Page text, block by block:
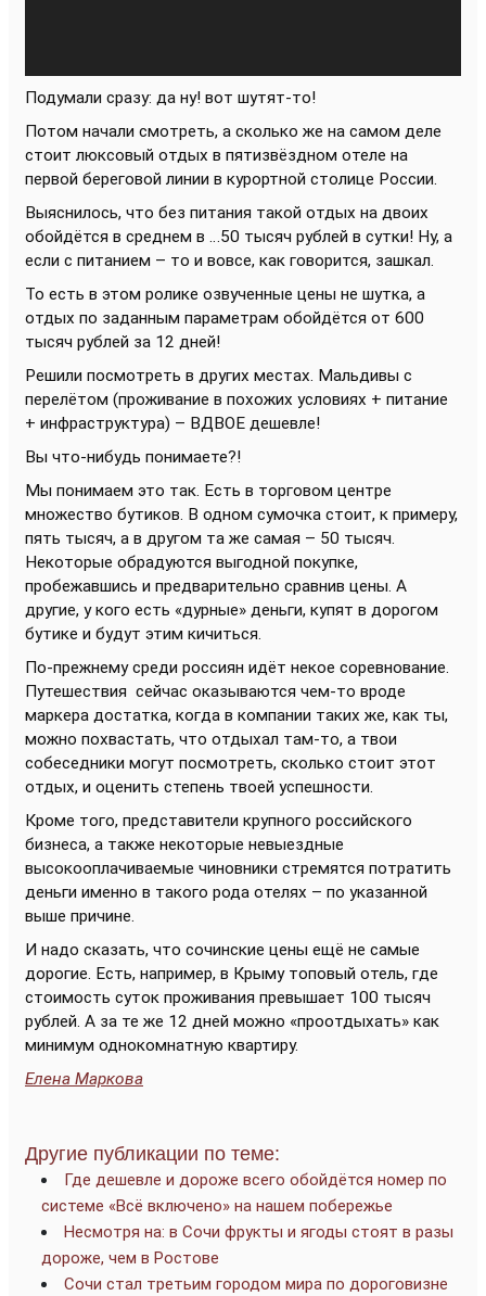
Подумали сразу: да ну! вот шутят-то!
Потом начали смотреть, а сколько же на самом деле
стоит люксовый отдых в пятизвёздном отеле на
первой береговой линии в курортной столице России.
Выяснилось, что без питания такой отдых на двоих
обойдётся в среднем в …50 тысяч рублей в сутки! Ну, а
если с питанием – то и вовсе, как говорится, зашкал.
То есть в этом ролике озвученные цены не шутка, а
отдых по заданным параметрам обойдётся от 600
тысяч рублей за 12 дней!
Решили посмотреть в других местах. Мальдивы с
перелётом (проживание в похожих условиях + питание
+ инфраструктура) – ВДВОЕ дешевле!
Вы что-нибудь понимаете?!
Мы понимаем это так. Есть в торговом центре
множество бутиков. В одном сумочка стоит, к примеру,
пять тысяч, а в другом та же самая – 50 тысяч.
Некоторые обрадуются выгодной покупке,
пробежавшись и предварительно сравнив цены. А
другие, у кого есть «дурные» деньги, купят в дорогом
бутике и будут этим кичиться.
По-прежнему среди россиян идёт некое соревнование.
Путешествия сейчас оказываются чем-то вроде
маркера достатка, когда в компании таких же, как ты,
можно похвастать, что отдыхал там-то, а твои
собеседники могут посмотреть, сколько стоит этот
отдых, и оценить степень твоей успешности.
Кроме того, представители крупного российского
бизнеса, а также некоторые невыездные
высокооплачиваемые чиновники стремятся потратить
деньги именно в такого рода отелях – по указанной
выше причине.
И надо сказать, что сочинские цены ещё не самые
дорогие. Есть, например, в Крыму топовый отель, где
стоимость суток проживания превышает 100 тысяч
рублей. А за те же 12 дней можно «проотдыхать» как
минимум однокомнатную квартиру.
Елена Маркова
Другие публикации по теме:
Где дешевле и дороже всего обойдётся номер по
системе «Всё включено» на нашем побережье
Несмотря на: в Сочи фрукты и ягоды стоят в разы
дороже, чем в Ростове
Сочи стал третьим городом мира по дороговизне